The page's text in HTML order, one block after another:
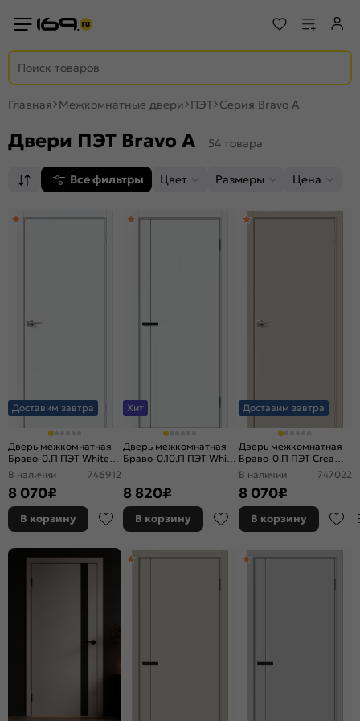
Главная Межкомнатные двери ПЭТ Серия Bravo A
Двери ПЭТ Bravo A 54 товара
Все фильтры Цвет Размеры Цена
Доставим завтра
Дверь межкомнатная
Браво-0.П ПЭТ White
Silk, глухая, каркасно-
В наличии 746912
8 070₽
В корзину
Хит
Дверь межкомнатная
Браво-0.10.П ПЭТ White
8 820₽
В корзину
Доставим завтра
Дверь межкомнатная
Браво-0.П ПЭТ Cream
Silk, глухая, каркасно-
В наличии 747022
8 070₽
В корзину